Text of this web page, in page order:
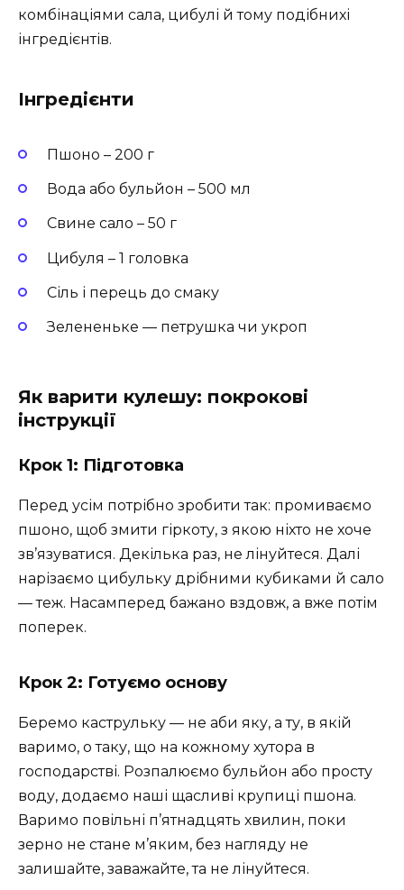
комбінаціями сала, цибулі й тому подібнихі
інгредієнтів.
Інгредієнти
Пшоно – 200 г
Вода або бульйон – 500 мл
Свине сало – 50 г
Цибуля – 1 головка
Сіль і перець до смаку
Зелененьке — петрушка чи укроп
Як варити кулешу: покрокові
інструкції
Крок 1: Підготовка
Перед усім потрібно зробити так: промиваємо
пшоно, щоб змити гіркоту, з якою ніхто не хоче
зв’язуватися. Декілька раз, не лінуйтеся. Далі
нарізаємо цибульку дрібними кубиками й сало
— теж. Насамперед бажано вздовж, а вже потім
поперек.
Крок 2: Готуємо основу
Беремо каструльку — не аби яку, а ту, в якій
варимо, о таку, що на кожному хутора в
господарстві. Розпалюємо бульйон або просту
воду, додаємо наші щасливі крупиці пшона.
Варимо повільні п’ятнадцять хвилин, поки
зерно не стане м’яким, без нагляду не
залишайте, заважайте, та не лінуйтеся.